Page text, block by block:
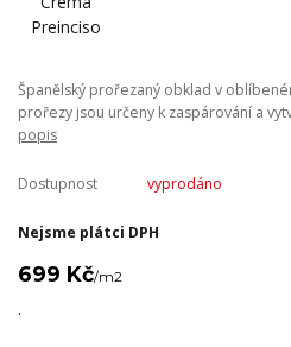
Španělský prořezaný obklad v
prořezy jsou určeny k zaspárování a
popis
Dostupnost vyprodáno
Nejsme plátci DPH
699 Kč/m2
.